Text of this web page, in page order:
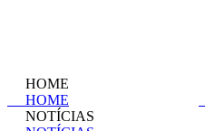
HOME
HOME
NOTÍCIAS